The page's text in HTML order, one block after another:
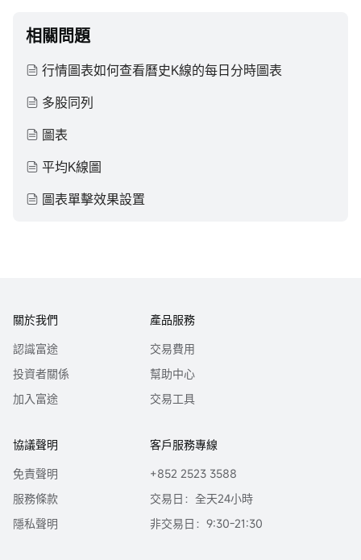
相關問題
行情圖表如何查看曆史K線的每日分時圖表
多股同列
圖表
平均K線圖
圖表單擊效果設置
關於我們
認識富途
投資者關係
加入富途
產品服務
交易費用
幫助中心
交易工具
協議聲明
免責聲明
服務條款
隱私聲明
客戶服務專線
+852 2523 3588
交易日：全天24小時
非交易日：9:30-21:30